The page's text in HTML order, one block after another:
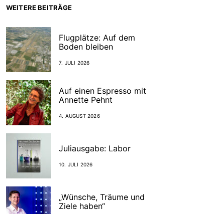
WEITERE BEITRÄGE
Flugplätze: Auf dem
Boden bleiben
7. JULI 2026
Auf einen Espresso mit
Annette Pehnt
4. AUGUST 2026
Juliausgabe: Labor
10. JULI 2026
„Wünsche, Träume und
Ziele haben“